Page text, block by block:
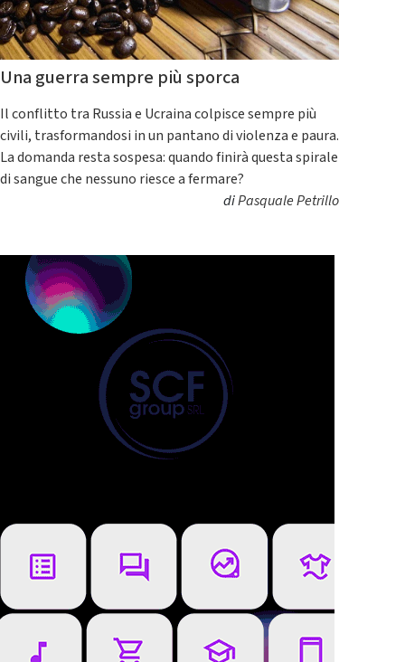
Una guerra sempre più sporca
Il conflitto tra Russia e Ucraina colpisce sempre più
civili, trasformandosi in un pantano di violenza e paura.
La domanda resta sospesa: quando finirà questa spirale
di sangue che nessuno riesce a fermare?
diPasquale Petrillo